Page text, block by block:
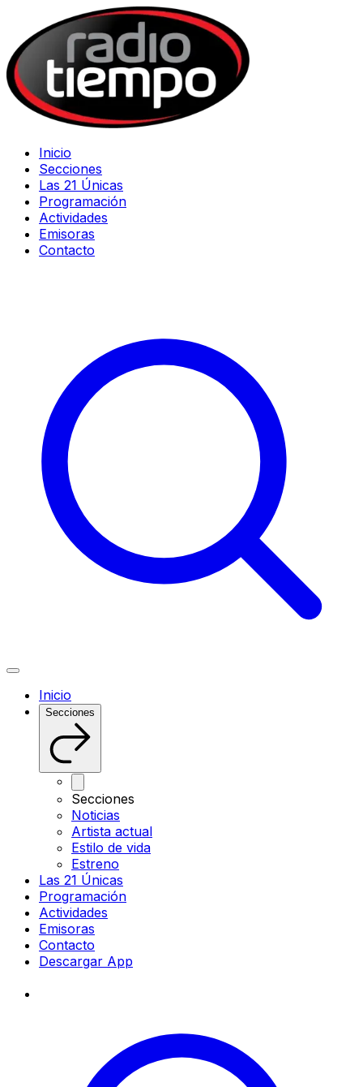
Inicio
Secciones
Las 21 Únicas
Programación
Actividades
Emisoras
Contacto
Inicio
Secciones
Secciones
Noticias
Artista actual
Estilo de vida
Estreno
Las 21 Únicas
Programación
Actividades
Emisoras
Contacto
Descargar App